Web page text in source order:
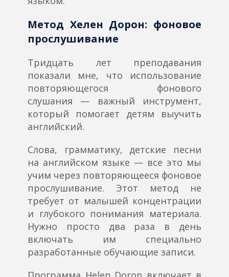
Метод Хелен Дорон: фоновое
прослушивание
Тридцать лет преподавания
показали мне, что использование
повторяющегося фонового
слушания — важный инструмент,
который помогает детям выучить
английский.
Слова, грамматику, детские песни
на английском языке — все это мы
учим через повторяющееся фоновое
прослушивание. Этот метод не
требует от малышей концентрации
и глубокого понимания материала.
Нужно просто два раза в день
включать им специально
разработанные обучающие записи.